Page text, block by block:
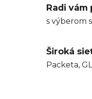
Radi vám
s výberom
Široká
Packeta,